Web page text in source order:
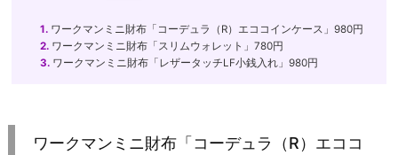
1. ワークマンミニ財布「コーデュラ（R）エココインケース」980円
2. ワークマンミニ財布「スリムウォレット」780円
3. ワークマンミニ財布「レザータッチLF小銭入れ」980円
ワークマンミニ財布「コーデュラ（R）エココ